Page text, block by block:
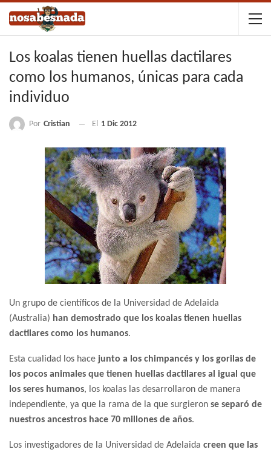
Los koalas tienen huellas dactilares
como los humanos, únicas para cada
individuo
Por Cristian El 1 Dic 2012
Un grupo de científicos de la Universidad de Adelaida
(Australia) han demostrado que los koalas tienen huellas
dactilares como los humanos.
Esta cualidad los hace junto a los chimpancés y los gorilas de
los pocos animales que tienen huellas dactilares al igual que
los seres humanos, los koalas las desarrollaron de manera
independiente, ya que la rama de la que surgieron se separó de
nuestros ancestros hace 70 millones de años.
Los investigadores de la Universidad de Adelaida creen que las